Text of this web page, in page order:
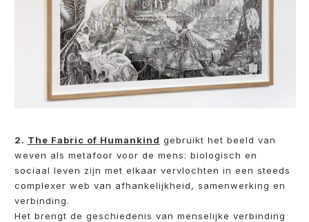
2. The Fabric of Humankind gebruikt het beeld van
weven als metafoor voor de mens: biologisch en
sociaal leven zijn met elkaar vervlochten in een steeds
complexer web van afhankelijkheid, samenwerking en
verbinding.
Het brengt de geschiedenis van menselijke verbinding